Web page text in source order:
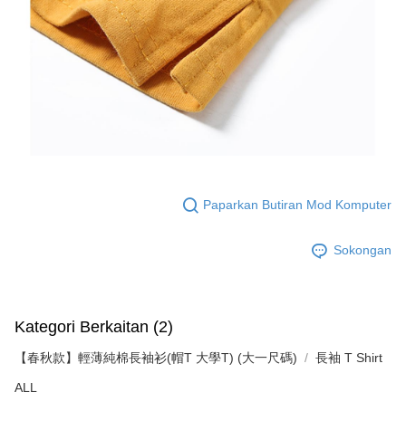
Paparkan Butiran Mod Komputer
Sokongan
Kategori Berkaitan (2)
【春秋款】輕薄純棉長袖衫(帽T 大學T) (大一尺碼) 長袖 T Shirt
ALL